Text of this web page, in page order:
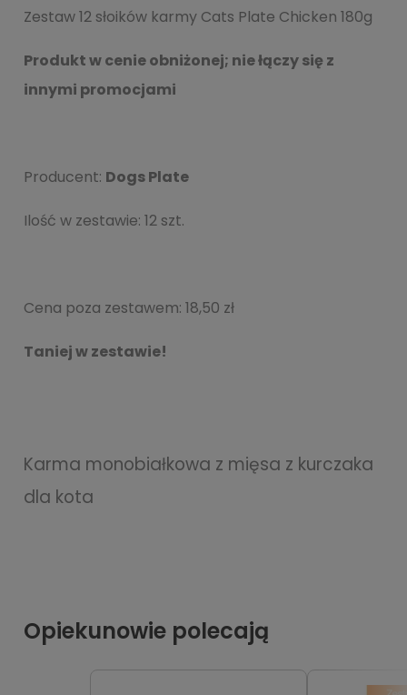
Zestaw 12 słoików karmy Cats Plate Chicken 180g
Produkt w cenie obniżonej; nie łączy się z
innymi promocjami
Producent: Dogs Plate
Ilość w zestawie: 12 szt.
Cena poza zestawem: 18,50 zł
Taniej w zestawie!
Karma monobiałkowa z mięsa z kurczaka
dla kota
Opiekunowie polecają